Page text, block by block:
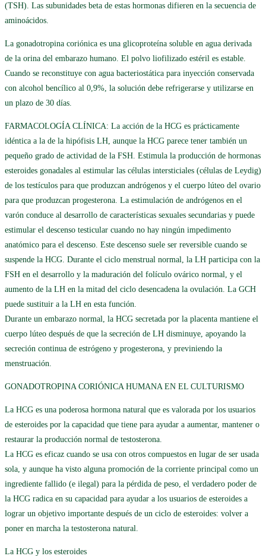
(TSH). Las subunidades beta de estas hormonas difieren en la secuencia de
aminoácidos.
La gonadotropina coriónica es una glicoproteína soluble en agua derivada
de la orina del embarazo humano. El polvo liofilizado estéril es estable.
Cuando se reconstituye con agua bacteriostática para inyección conservada
con alcohol bencílico al 0,9%, la solución debe refrigerarse y utilizarse en
un plazo de 30 días.
FARMACOLOGÍA CLÍNICA: La acción de la HCG es prácticamente
idéntica a la de la hipófisis LH, aunque la HCG parece tener también un
pequeño grado de actividad de la FSH. Estimula la producción de hormonas
esteroides gonadales al estimular las células intersticiales (células de Leydig)
de los testículos para que produzcan andrógenos y el cuerpo lúteo del ovario
para que produzcan progesterona. La estimulación de andrógenos en el
varón conduce al desarrollo de características sexuales secundarias y puede
estimular el descenso testicular cuando no hay ningún impedimento
anatómico para el descenso. Este descenso suele ser reversible cuando se
suspende la HCG. Durante el ciclo menstrual normal, la LH participa con la
FSH en el desarrollo y la maduración del folículo ovárico normal, y el
aumento de la LH en la mitad del ciclo desencadena la ovulación. La GCH
puede sustituir a la LH en esta función.
Durante un embarazo normal, la HCG secretada por la placenta mantiene el
cuerpo lúteo después de que la secreción de LH disminuye, apoyando la
secreción continua de estrógeno y progesterona, y previniendo la
menstruación.
GONADOTROPINA CORIÓNICA HUMANA EN EL CULTURISMO
La HCG es una poderosa hormona natural que es valorada por los usuarios
de esteroides por la capacidad que tiene para ayudar a aumentar, mantener o
restaurar la producción normal de testosterona.
La HCG es eficaz cuando se usa con otros compuestos en lugar de ser usada
sola, y aunque ha visto alguna promoción de la corriente principal como un
ingrediente fallido (e ilegal) para la pérdida de peso, el verdadero poder de
la HCG radica en su capacidad para ayudar a los usuarios de esteroides a
lograr un objetivo importante después de un ciclo de esteroides: volver a
poner en marcha la testosterona natural.
La HCG y los esteroides